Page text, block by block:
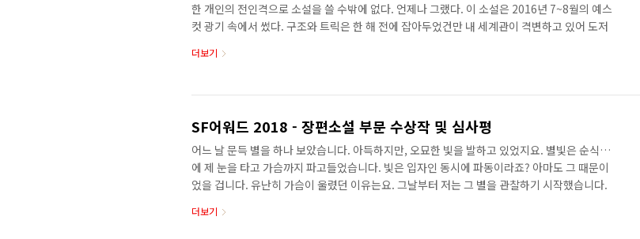
한 개인의 전인격으로 소설을 쓸 수밖에 없다. 언제나 그랬다. 이 소설은 2016년 7~8월의 예스
컷 광기 속에서 썼다. 구조와 트릭은 한 해 전에 잡아두었건만 내 세계관이 격변하고 있어 도저
로 이해할 수 없는 비합리를 더욱 절대적인 몰이해성을 가진 인격에 이입하는 것으로 이해하고
기록하여 다시 남긴다. 단지 많은 사람들이 스포일러를 지켜주려는 것과 별개로, 이 소설은 아
더보기
SF어워드 2018 - 장편소설 부문 수상작 및 심사평
어느 날 문득 별을 하나 보았습니다. 아득하지만, 오묘한 빛을 발하고 있었지요. 별빛은 순식간
에 제 눈을 타고 가슴까지 파고들었습니다. 빛은 입자인 동시에 파동이라죠? 아마도 그 때문이
었을 겁니다. 유난히 가슴이 울렸던 이유는요. 그날부터 저는 그 별을 관찰하기 시작했습니다.
다. 별빛이 속삭이는 이야기에 빠져들지 않을 수 없었지요. 저는 그 별에 이라는 이름을 붙여주
더보기